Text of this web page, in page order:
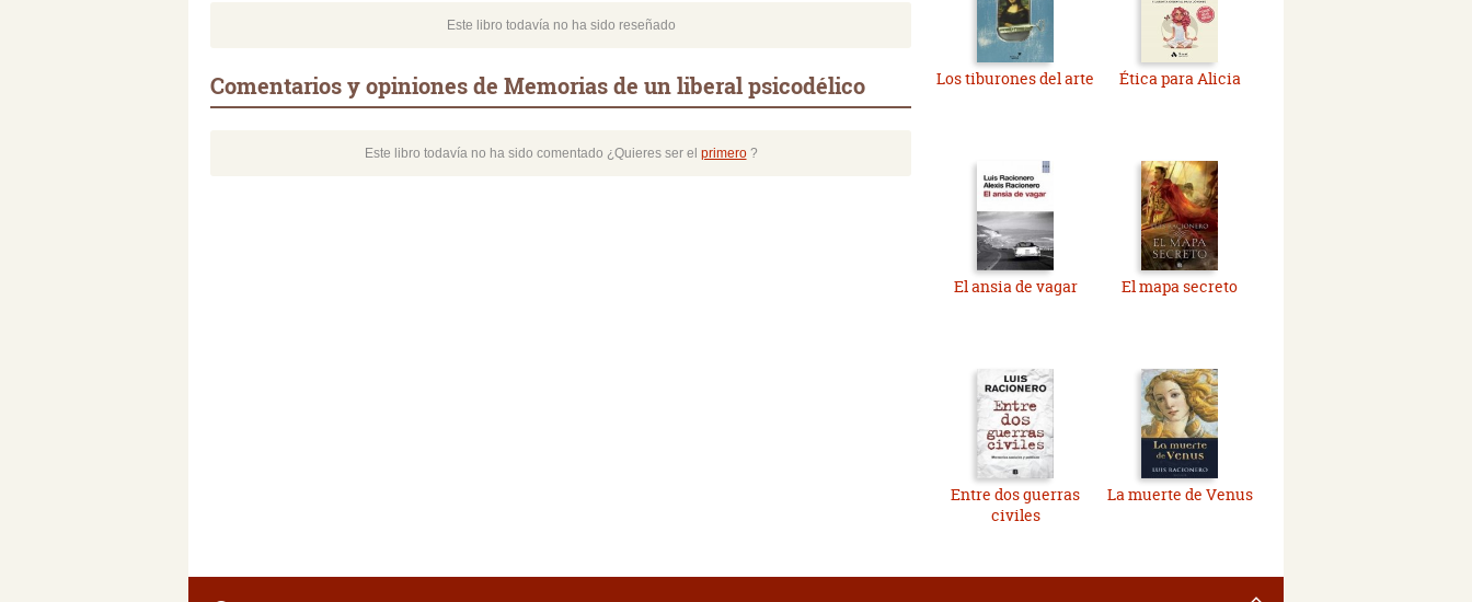
Este libro todavía no ha sido reseñado
Comentarios y opiniones de Memorias de un liberal psicodélico
Este libro todavía no ha sido comentado ¿Quieres ser el primero?
Los tiburones del arte Ética para Alicia
El ansia de vagar El mapa secreto
Entre dos guerras
civiles
La muerte de Venus